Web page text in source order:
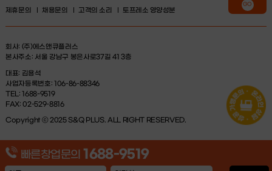
제휴문의 채용문의 고객의 소리 토프레소 영양성분
GO
회사: (주)에스앤큐플러스
본사주소: 서울 강남구 봉은사로37길 41 3층
대표: 김용석
사업자등록번호: 106-86-88346
TEL: 1688-9519
FAX: 02-529-8816
Copyright ⓒ 2025 S&Q PLUS. ALL RIGHT RESERVED.